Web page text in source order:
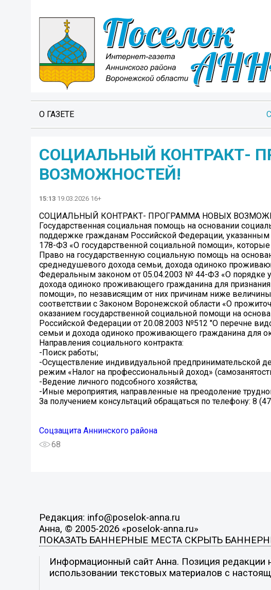
О ГАЗЕТЕ
СОЦИАЛЬНЫЙ КОНТРАКТ-
ВОЗМОЖНОСТЕЙ!
15:13 19.03.2026 16+
СОЦИАЛЬНЫЙ КОНТРАКТ- ПРОГРАММА НОВЫХ
Государственная социальная помощь на основании
поддержке гражданам Российской Федерации, указанным
178-ФЗ «О государственной социальной помощи»,
Право на государственную социальную помощь на
среднедушевого дохода семьи, дохода одиноко
Федеральным законом от 05.04.2003 № 44-ФЗ «О порядке
дохода одиноко проживающего гражданина для
помощи», по независящим от них причинам ниже
соответствии с Законом Воронежской области «О
оказанием государственной социальной помощи на
Российской Федерации от 20.08.2003 №512 "О перечне
семьи и дохода одиноко проживающего гражданина для
Направления социального контракта:
-Поиск работы;
-Осуществление индивидуальной предпринимательской
режим «Налог на профессиональный доход»
-Ведение личного подсобного хозяйства;
-Иные мероприятия, направленные на преодоление
За получением консультаций обращаться по телефону: 8
Соцзащита Аннинского района
68
Редакция: info@poselok-anna.ru
Анна, © 2005-2026 «poselok-anna.ru»
ПОКАЗАТЬ БАННЕРНЫЕ МЕСТА СКРЫТЬ
Информационный сайт Анна. Позиция редакции
использовании текстовых материалов с